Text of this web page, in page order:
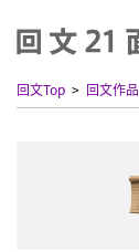
回文Top 回文作品